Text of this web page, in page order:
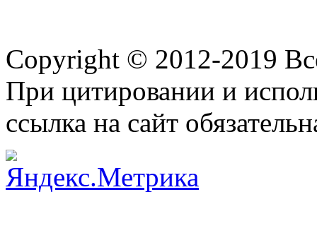
Copyright © 2012-2019
При цитировании и
ссылка на сайт